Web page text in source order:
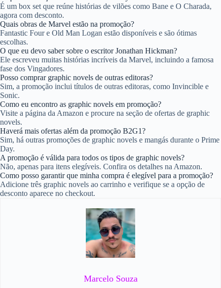
É um box set que reúne histórias de vilões como Bane e O Charada,
agora com desconto.
Quais obras de Marvel estão na promoção?
Fantastic Four e Old Man Logan estão disponíveis e são ótimas
escolhas.
O que eu devo saber sobre o escritor Jonathan Hickman?
Ele escreveu muitas histórias incríveis da Marvel, incluindo a famosa
fase dos Vingadores.
Posso comprar graphic novels de outras editoras?
Sim, a promoção inclui títulos de outras editoras, como Invincible e
Sonic.
Como eu encontro as graphic novels em promoção?
Visite a página da Amazon e procure na seção de ofertas de graphic
novels.
Haverá mais ofertas além da promoção B2G1?
Sim, há outras promoções de graphic novels e mangás durante o Prime
Day.
A promoção é válida para todos os tipos de graphic novels?
Não, apenas para itens elegíveis. Confira os detalhes na Amazon.
Como posso garantir que minha compra é elegível para a promoção?
Adicione três graphic novels ao carrinho e verifique se a opção de
desconto aparece no checkout.
Marcelo Souza